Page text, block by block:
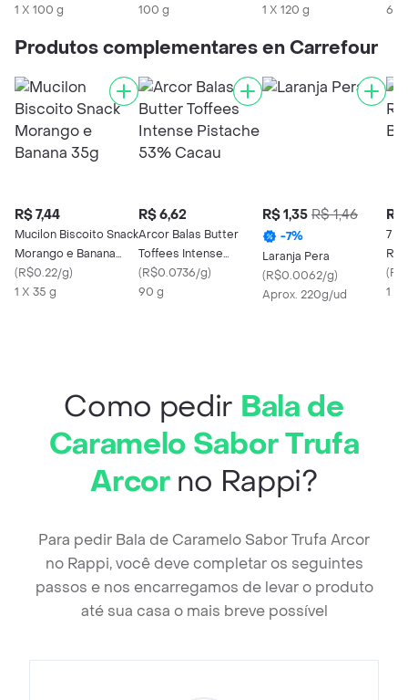
1 X 100 g
100 g
1 X 120 g
60
Produtos complementares en Carrefour
R$ 7,44
Mucilon Biscoito Snack
Morango e Banana
35g
(R$0.22/g)
1 X 35 g
R$ 6,62
Arcor Balas Butter
Toffees Intense
Pistache 53% Cacau
(R$0.0736/g)
90 g
R$ 1,35 R$ 1,46
-7%
Laranja Pera
(R$0.0062/g)
Aprox. 220g/ud
R$
7
(
1 X
Como pedir Bala de
Caramelo Sabor Trufa
Arcorno Rappi?
Para pedir Bala de Caramelo Sabor Trufa Arcor
no Rappi, você deve completar os seguintes
passos e nos encarregamos de levar o produto
até sua casa o mais breve possível